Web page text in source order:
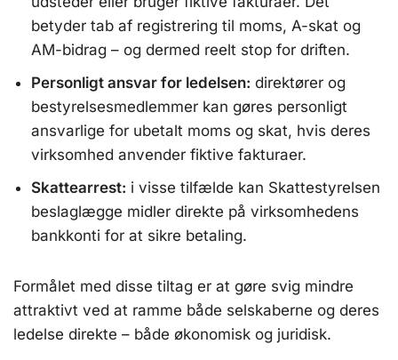
betyder tab af registrering til moms, A-skat og
AM-bidrag – og dermed reelt stop for driften.
Personligt ansvar for ledelsen: direktører og
bestyrelsesmedlemmer kan gøres personligt
ansvarlige for ubetalt moms og skat, hvis deres
virksomhed anvender fiktive fakturaer.
Skattearrest: i visse tilfælde kan Skattestyrelsen
beslaglægge midler direkte på virksomhedens
bankkonti for at sikre betaling.
Formålet med disse tiltag er at gøre svig mindre
attraktivt ved at ramme både selskaberne og deres
ledelse direkte – både økonomisk og juridisk.